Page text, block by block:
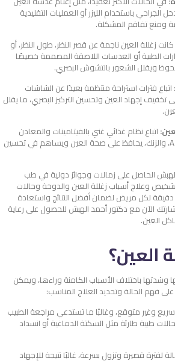
الجراحي باستخدام الليزر أو العمليات التقليدية
ومنع تفاقم المشكلة.
كانت زغللة العين ناجمة عن قصر النظر، طول النظر، أو
الطبية أو العدسات اللاصقة المصممة خصيصًا
ويقلل الشعور بالتشوش البصري.
اتباع فترات استراحة منتظمة بعيدًا عن الشاشات
إجهاد العين وتحسين التركيز البصري، ما يقلل
اتباع نظام غذائي غني بالفيتامينات والمعادن
الأساسية، مثل فيتامين A، C، E، والزنك، يحافظ على صحة العين ويساهم في تحسين
الحاصل على زمالات وجوائز دولية في طب
وعلاج أسباب زغللة العين والدوخة وحالات
دقيقة لكل مريض لضمان أفضل النتائج واستعادة
الآن مع دكتور أحمد الهبش للحصول على رعاية
العين.
العين؟
وشدتها باختلاف الأسباب الكامنة وراءها، ويمكن
فهم الحالة وتحديد العلاج المناسب:
وغير متوقع، وغالبًا ما تستدعي مراجعة الطبيب
طبية طارئة مثل السكتة الدماغية أو انسداد
لفترة قصيرة وتزول بسرعة، غالبًا نتيجة للإجهاد